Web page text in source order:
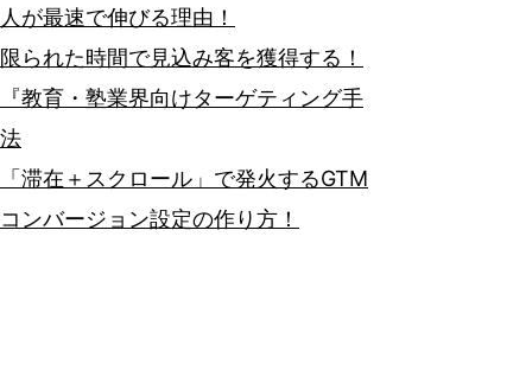
人が最速で伸びる理由！
限られた時間で見込み客を獲得する！
『教育・塾業界向けターゲティング手
法
「滞在＋スクロール」で発火するGTM
コンバージョン設定の作り方！